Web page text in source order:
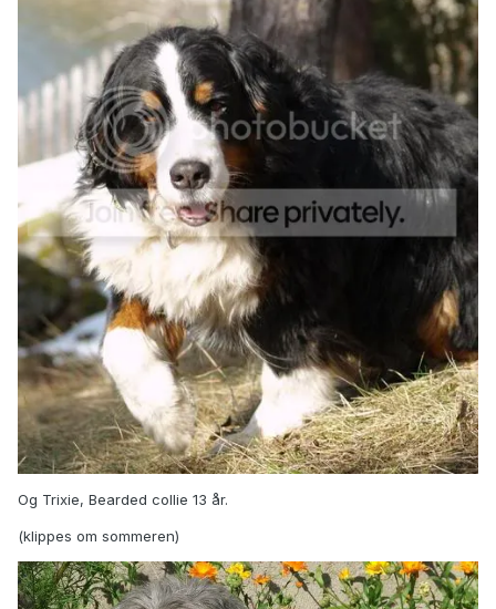
Og Trixie, Bearded collie 13 år.
(klippes om sommeren)